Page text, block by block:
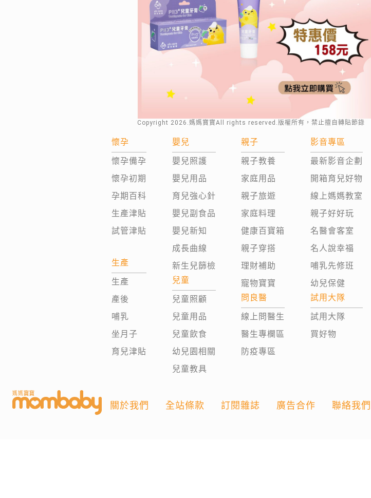
Copyright 2026 .媽媽寶寶All rights reserved.版權所有，禁止擅自轉貼節錄
懷孕
懷孕備孕
懷孕初期
孕期百科
生產津貼
試管津貼
生產
生產
產後
哺乳
坐月子
育兒津貼
嬰兒
嬰兒照護
嬰兒用品
育兒強心針
嬰兒副食品
嬰兒新知
成長曲線
新生兒篩檢
兒童
兒童照顧
兒童用品
兒童飲食
幼兒園相關
兒童教具
親子
親子教養
家庭用品
親子旅遊
家庭料理
健康百寶箱
親子穿搭
理財補助
寵物寶寶
問良醫
線上問醫生
醫生專欄區
防疫專區
影音專區
最新影音企劃
開箱育兒好物
線上媽媽教室
親子好好玩
名醫會客室
名人說幸福
哺乳先修班
幼兒保健
試用大隊
試用大隊
買好物
關於我們 全站條款 訂閱雜誌 廣告合作 聯絡我們